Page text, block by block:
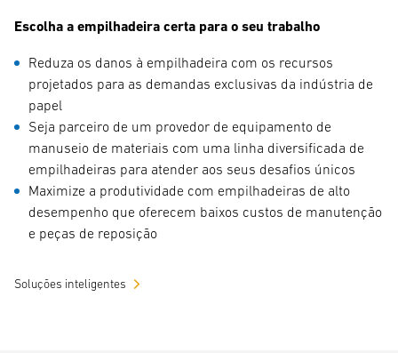
Escolha a empilhadeira certa para o seu trabalho
Reduza os danos à empilhadeira com os recursos
projetados para as demandas exclusivas da indústria de
papel
Seja parceiro de um provedor de equipamento de
manuseio de materiais com uma linha diversificada de
empilhadeiras para atender aos seus desafios únicos
Maximize a produtividade com empilhadeiras de alto
desempenho que oferecem baixos custos de manutenção
e peças de reposição
Soluções inteligentes